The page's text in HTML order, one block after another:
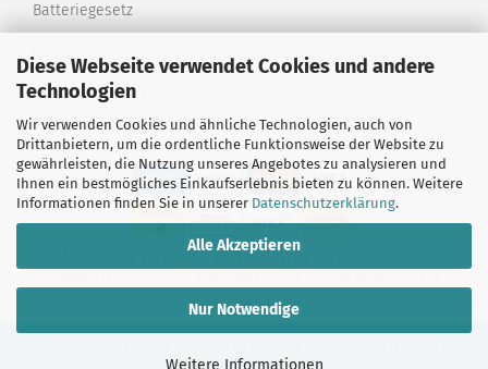
Diese Webseite verwendet Cookies und andere
Technologien
Wir verwenden Cookies und ähnliche Technologien, auch von
Drittanbietern, um die ordentliche Funktionsweise der Website zu
gewährleisten, die Nutzung unseres Angebotes zu analysieren und
Ihnen ein bestmögliches Einkaufserlebnis bieten zu können. Weitere
Informationen finden Sie in unserer Datenschutzerklärung.
Alle Akzeptieren
Nur Notwendige
Weitere Informationen
Batteriegesetz
Merkzettel
Kontaktformular
Alle Preise verstehen sich inklusive der gesetzlichen
gekennzeichnet.